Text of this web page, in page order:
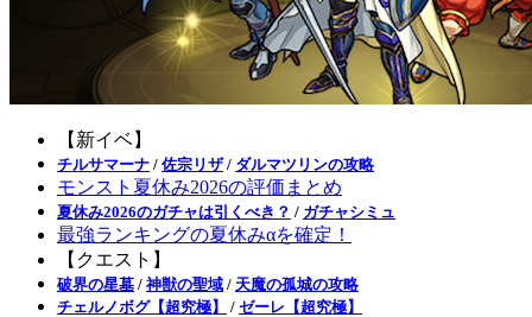
【新イベ】
チルサマーナ / 佐宗リザ/ ダルマツリンの攻略
モンスト夏休み2026の評価まとめ
夏休み2026のガチャは引くべき？ / ガチャシミュ
最強ランキングの夏休みαを確定！
【クエスト】
破界の星墓 / 神獣の聖域 / 天魔の孤城の攻略
チェルノボグ【超究極】
/ ゼーレ【超究極】